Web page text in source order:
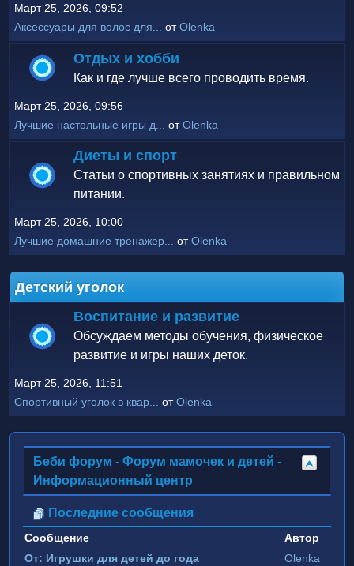
Март 25, 2026, 09:52
Аксессуары для волос для... отOlenka
Отдых и хобби
Как и где лучше всего проводить время.
Март 25, 2026, 09:56
Лучшие настольные игры д... отOlenka
Диеты и спорт
Статьи о спортивных занятиях и правильном
питании.
Март 25, 2026, 10:00
Лучшие домашние тренажер... отOlenka
Детский уголок
Воспитание и развитие
Обсуждаем методы обучения, физическое
развитие и игры наших деток.
Март 25, 2026, 11:51
Спортивный уголок в квар... отOlenka
Беби форум - Форум мамочек и детей -
Информационный центр
Последние сообщения
Сообщение
Автор
От: Игрушки для детей до года
Olenka